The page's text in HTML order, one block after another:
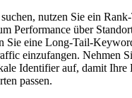
nutzen Sie ein
Performance über
Sie eine Long-Tail-
einzufangen. Nehmen
Identifier auf, damit Ihre
passen.